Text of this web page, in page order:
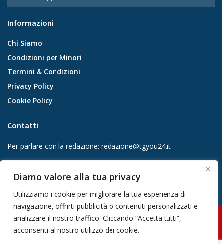
Diamo valore alla tua privacy
Utilizziamo i cookie per migliorare la tua esperienza di
navigazione, offrirti pubblicità o contenuti personalizzati e
analizzare il nostro traffico. Cliccando “Accetta tutti”,
acconsenti al nostro utilizzo dei cookie.
Informazioni
Chi Siamo
Condizioni per Minori
Termini & Condizioni
Privacy Policy
Cookie Policy
Contatti
Per parlare con la redazione: redazione@tgyou24.it